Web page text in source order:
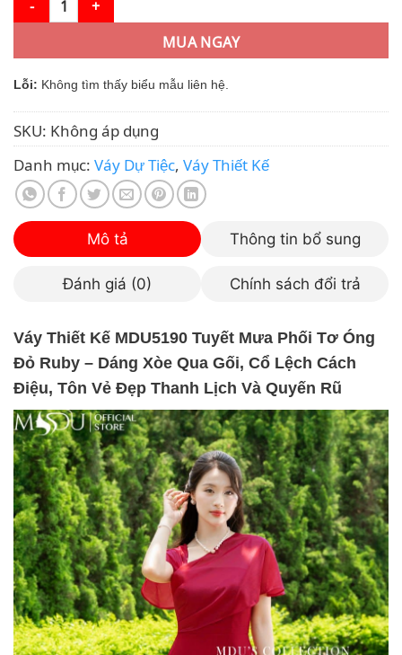
MUA NGAY
Lỗi: Không tìm thấy biểu mẫu liên hệ.
SKU:Không áp dụng
Danh mục:Váy Dự Tiệc,Váy Thiết Kế
Mô tả Thông tin bổ sung
Đánh giá (0) Chính sách đổi trả
Váy Thiết Kế MDU5190 Tuyết Mưa Phối Tơ Óng
Đỏ Ruby – Dáng Xòe Qua Gối, Cổ Lệch Cách
Điệu, Tôn Vẻ Đẹp Thanh Lịch Và Quyến Rũ